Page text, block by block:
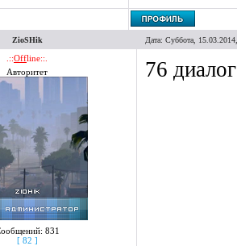
ZioSHik Дата: Суббота,
.::Offline::.
Авторитет
831
[ 82 ]
76